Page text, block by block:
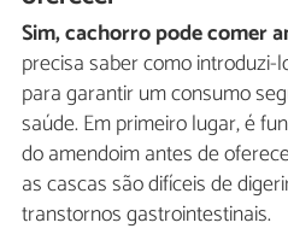
Sim, cachorro pode comer
precisa saber como
para garantir um consumo
saúde. Em primeiro lugar, é
do amendoim antes de
as cascas são difíceis de
transtornos gastrointestinais.